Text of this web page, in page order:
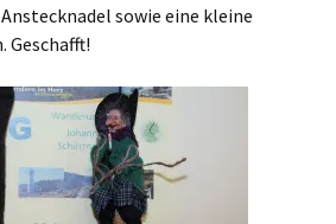
sowie eine kleine
Geschafft!